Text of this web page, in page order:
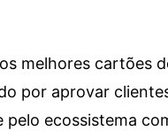
melhores cartões
por aprovar
pelo ecossistema